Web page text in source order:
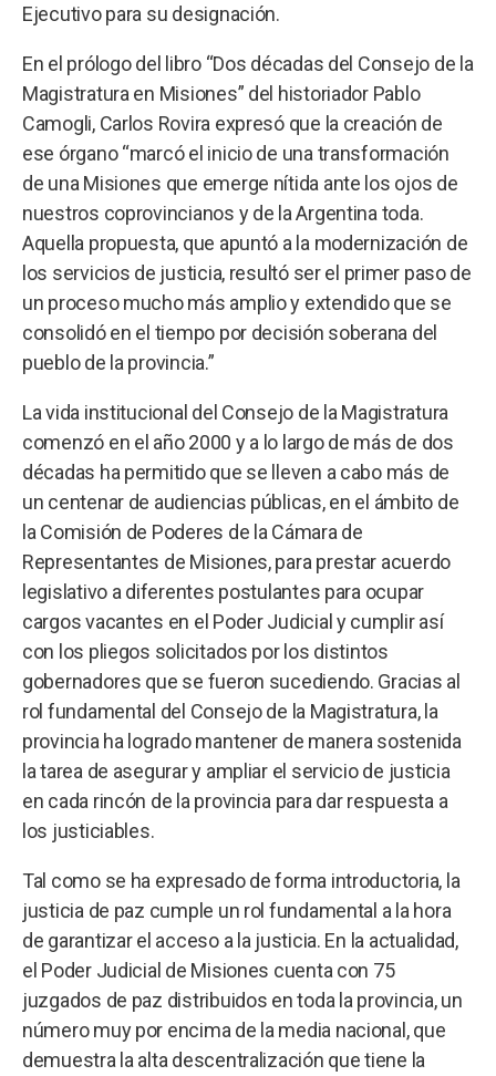
Ejecutivo para su designación.
En el prólogo del libro “Dos décadas del Consejo de la
Magistratura en Misiones” del historiador Pablo
Camogli, Carlos Rovira expresó que la creación de
ese órgano “marcó el inicio de una transformación
de una Misiones que emerge nítida ante los ojos de
nuestros coprovincianos y de la Argentina toda.
Aquella propuesta, que apuntó a la modernización de
los servicios de justicia, resultó ser el primer paso de
un proceso mucho más amplio y extendido que se
consolidó en el tiempo por decisión soberana del
pueblo de la provincia.”
La vida institucional del Consejo de la Magistratura
comenzó en el año 2000 y a lo largo de más de dos
décadas ha permitido que se lleven a cabo más de
un centenar de audiencias públicas, en el ámbito de
la Comisión de Poderes de la Cámara de
Representantes de Misiones, para prestar acuerdo
legislativo a diferentes postulantes para ocupar
cargos vacantes en el Poder Judicial y cumplir así
con los pliegos solicitados por los distintos
gobernadores que se fueron sucediendo. Gracias al
rol fundamental del Consejo de la Magistratura, la
provincia ha logrado mantener de manera sostenida
la tarea de asegurar y ampliar el servicio de justicia
en cada rincón de la provincia para dar respuesta a
los justiciables.
Tal como se ha expresado de forma introductoria, la
justicia de paz cumple un rol fundamental a la hora
de garantizar el acceso a la justicia. En la actualidad,
el Poder Judicial de Misiones cuenta con 75
juzgados de paz distribuidos en toda la provincia, un
número muy por encima de la media nacional, que
demuestra la alta descentralización que tiene la